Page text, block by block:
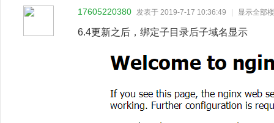
17605220380 发表于 2019-7-17 10:36:49 显示全部
6.4更新之后，绑定子目录后子域名显示